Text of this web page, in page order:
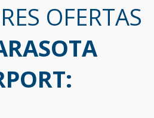
OFERTAS
: